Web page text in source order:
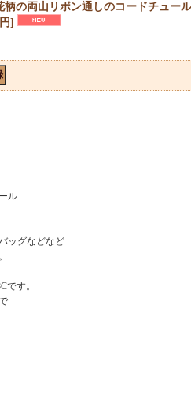
柄の両山リボン通しのコードチュ
]
ル
ッグなどなど
です。